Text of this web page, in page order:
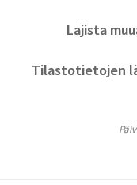
Lajista
Tilastotietojen